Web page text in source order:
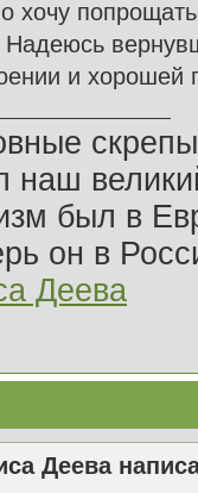
хочу
Надеюсь
и хорошей
наш
был в
он в
Деева
Деева